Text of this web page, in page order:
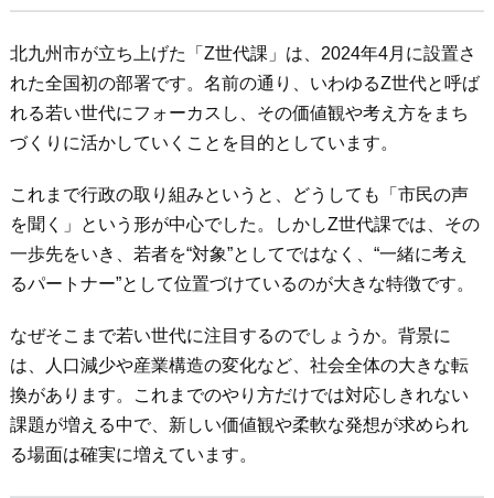
北九州市が立ち上げた「Z世代課」は、2024年4月に設置さ
れた全国初の部署です。名前の通り、いわゆるZ世代と呼ば
れる若い世代にフォーカスし、その価値観や考え方をまち
づくりに活かしていくことを目的としています。
これまで行政の取り組みというと、どうしても「市民の声
を聞く」という形が中心でした。しかしZ世代課では、その
一歩先をいき、若者を“対象”としてではなく、“一緒に考え
るパートナー”として位置づけているのが大きな特徴です。
なぜそこまで若い世代に注目するのでしょうか。背景に
は、人口減少や産業構造の変化など、社会全体の大きな転
換があります。これまでのやり方だけでは対応しきれない
課題が増える中で、新しい価値観や柔軟な発想が求められ
る場面は確実に増えています。